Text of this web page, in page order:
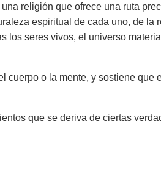
religión que ofrece una ruta
espiritual de cada uno, de la
los seres vivos, el universo
cuerpo o la mente, y sostiene que
que se deriva de ciertas